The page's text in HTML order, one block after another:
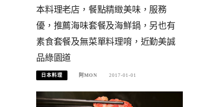
本料理老店，餐點精緻美味，服務
優，推薦海味套餐及海鮮鍋，另也有
素食套餐及無菜單料理唷，近勤美誠
品綠園道
日本料理 阿MON 2017-01-01